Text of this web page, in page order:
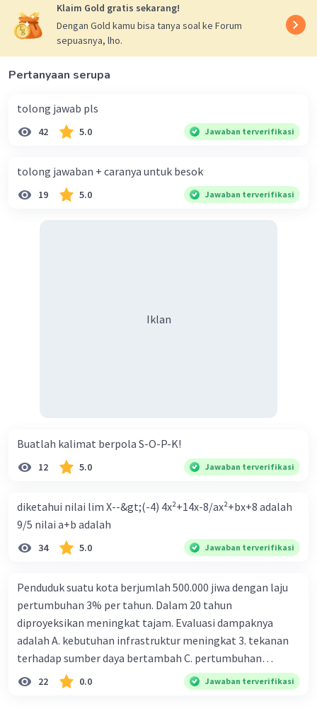
Klaim Gold gratis sekarang!
Dengan Gold kamu bisa tanya soal ke Forum
sepuasnya, lho.
Pertanyaan serupa
tolong jawab pls
42 5.0 Jawaban terverifikasi
tolong jawaban + caranya untuk besok
19 5.0 Jawaban terverifikasi
Iklan
Buatlah kalimat berpola S-O-P-K!
12 5.0 Jawaban terverifikasi
diketahui nilai lim X--&gt;(-4) 4x²+14x-8/ax²+bx+8 adalah
9/5 nilai a+b adalah
34 5.0 Jawaban terverifikasi
Penduduk suatu kota berjumlah 500.000 jiwa dengan laju
pertumbuhan 3% per tahun. Dalam 20 tahun
diproyeksikan meningkat tajam. Evaluasi dampaknya
adalah A. kebutuhan infrastruktur meningkat 3. tekanan
terhadap sumber daya bertambah C. pertumbuhan
eksponensial berdampak jangka panjang D. tidak
memengaruhi tata ruang E. proyeksi penduduk penting
22 0.0 Jawaban terverifikasi